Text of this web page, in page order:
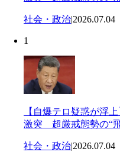
社会・政治|2026.07.04
1
【自爆テロ疑惑が浮
激突 超厳戒態勢の“
社会・政治|2026.07.04